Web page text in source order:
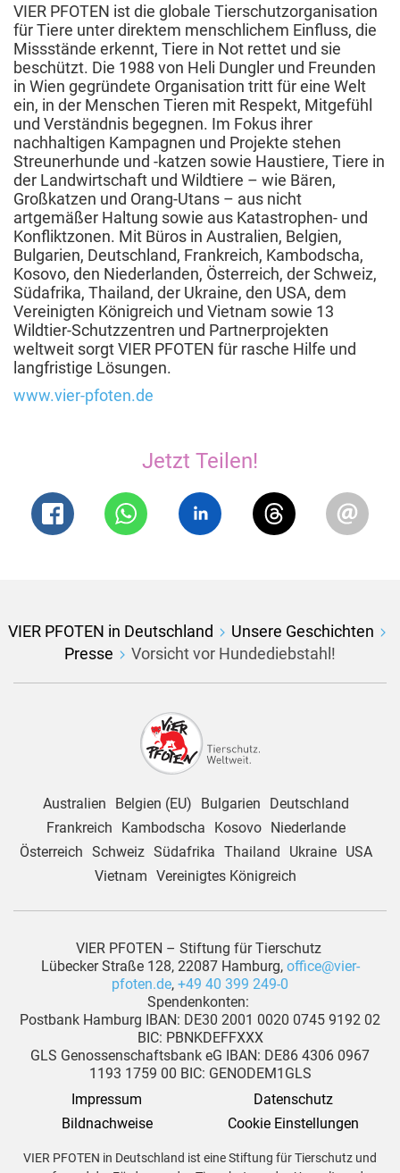
VIER PFOTEN ist die globale Tierschutzorganisation
für Tiere unter direktem menschlichem Einfluss, die
Missstände erkennt, Tiere in Not rettet und sie
beschützt. Die 1988 von Heli Dungler und Freunden
in Wien gegründete Organisation tritt für eine Welt
ein, in der Menschen Tieren mit Respekt, Mitgefühl
und Verständnis begegnen. Im Fokus ihrer
nachhaltigen Kampagnen und Projekte stehen
Streunerhunde und -katzen sowie Haustiere, Tiere in
der Landwirtschaft und Wildtiere – wie Bären,
Großkatzen und Orang-Utans – aus nicht
artgemäßer Haltung sowie aus Katastrophen- und
Konfliktzonen. Mit Büros in Australien, Belgien,
Bulgarien, Deutschland, Frankreich, Kambodscha,
Kosovo, den Niederlanden, Österreich, der Schweiz,
Südafrika, Thailand, der Ukraine, den USA, dem
Vereinigten Königreich und Vietnam sowie 13
Wildtier-Schutzzentren und Partnerprojekten
weltweit sorgt VIER PFOTEN für rasche Hilfe und
langfristige Lösungen.
www.vier-pfoten.de
Jetzt Teilen!
VIER PFOTEN in Deutschland
Unsere Geschichten
Presse
Vorsicht vor Hundediebstahl!
Australien Belgien (EU) Bulgarien
Deutschland
Frankreich
Kambodscha Kosovo
Niederlande
Österreich Schweiz Südafrika Thailand Ukraine
USA
Vietnam Vereinigtes Königreich
VIER PFOTEN – Stiftung für Tierschutz
Lübecker Straße 128, 22087 Hamburg, office@vier-
pfoten.de, +49 40 399 249-0
Spendenkonten:
Postbank Hamburg IBAN: DE30 2001 0020 0745 9192 02
BIC: PBNKDEFFXXX
GLS Genossenschaftsbank eG IBAN: DE86 4306 0967
1193 1759 00 BIC: GENODEM1GLS
Impressum
Datenschutz
Bildnachweise
Cookie Einstellungen
VIER PFOTEN in Deutschland ist eine Stiftung für Tierschutz und